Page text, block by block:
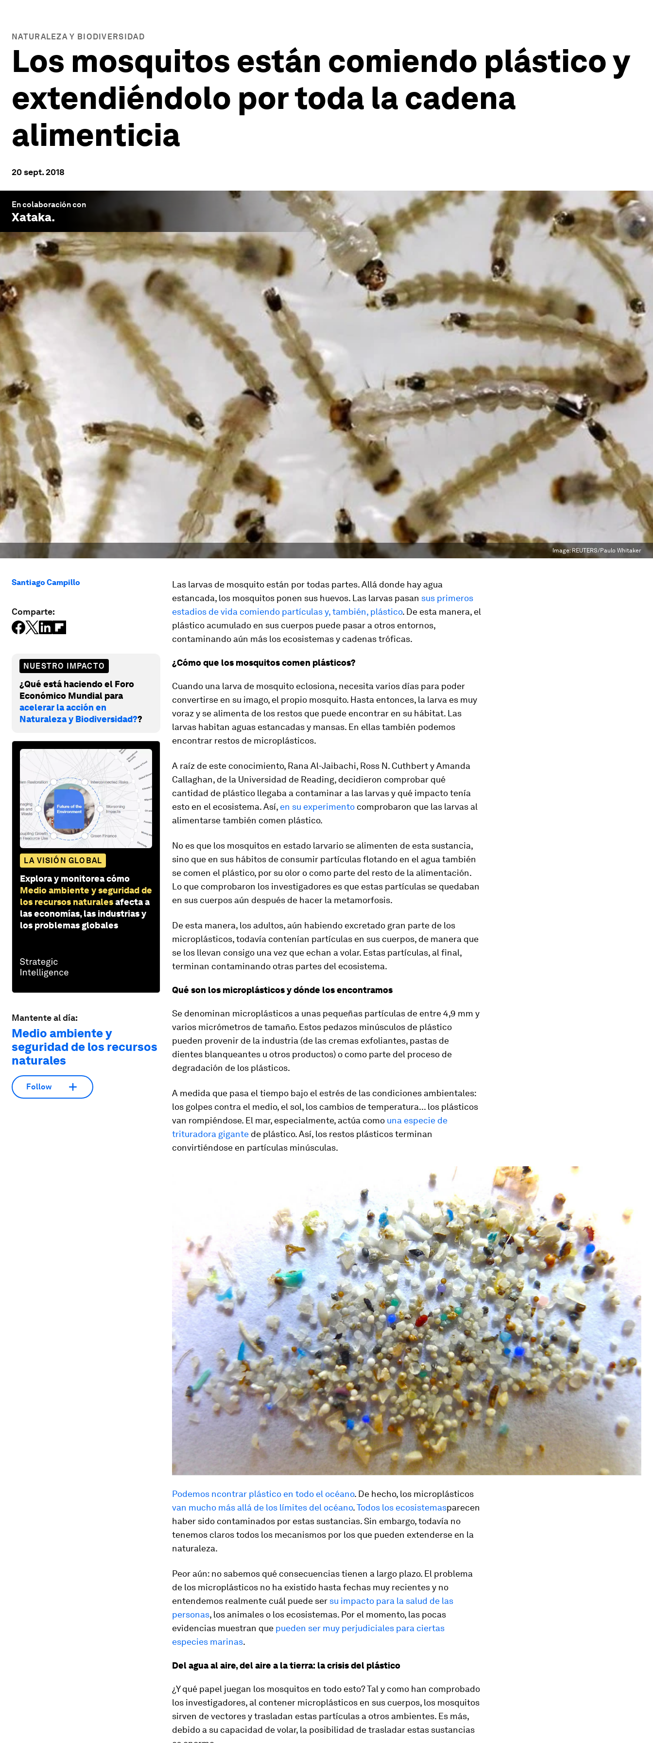
NATURALEZA Y BIODIVERSIDAD
Los mosquitos están comiendo plástico y
extendiéndolo por toda la cadena
alimenticia
20 sept. 2018
En colaboración con
Xataka.
Image:REUTERS/Paulo Whitaker
Santiago Campillo
Comparte:
NUESTRO IMPACTO
¿Qué está haciendo el Foro
Económico Mundial para
acelerar la acción en
Naturaleza y Biodiversidad??
LA VISIÓN GLOBAL
Explora y monitorea cómo
Medio ambiente y seguridad de
los recursos naturalesafecta a
las economías, las industrias y
los problemas globales
Mantente al día:
Medio ambiente y
seguridad de los recursos
naturales
Follow
Las larvas de mosquito están por todas partes. Allá donde hay agua
estancada, los mosquitos ponen sus huevos. Las larvas pasan sus primeros
estadios de vida comiendo partículas y, también, plástico. De esta manera, el
plástico acumulado en sus cuerpos puede pasar a otros entornos,
contaminando aún más los ecosistemas y cadenas tróficas.
¿Cómo que los mosquitos comen plásticos?
Cuando una larva de mosquito eclosiona, necesita varios días para poder
convertirse en su imago, el propio mosquito. Hasta entonces, la larva es muy
voraz y se alimenta de los restos que puede encontrar en su hábitat. Las
larvas habitan aguas estancadas y mansas. En ellas también podemos
encontrar restos de microplásticos.
A raíz de este conocimiento, Rana Al-Jaibachi, Ross N. Cuthbert y Amanda
Callaghan, de la Universidad de Reading, decidieron comprobar qué
cantidad de plástico llegaba a contaminar a las larvas y qué impacto tenía
esto en el ecosistema. Así, en su experimento comprobaron que las larvas al
alimentarse también comen plástico.
No es que los mosquitos en estado larvario se alimenten de esta sustancia,
sino que en sus hábitos de consumir partículas flotando en el agua también
se comen el plástico, por su olor o como parte del resto de la alimentación.
Lo que comprobaron los investigadores es que estas partículas se quedaban
en sus cuerpos aún después de hacer la metamorfosis.
De esta manera, los adultos, aún habiendo excretado gran parte de los
microplásticos, todavía contenían partículas en sus cuerpos, de manera que
se los llevan consigo una vez que echan a volar. Estas partículas, al final,
terminan contaminando otras partes del ecosistema.
Qué son los microplásticos y dónde los encontramos
Se denominan microplásticos a unas pequeñas partículas de entre 4,9 mm y
varios micrómetros de tamaño. Estos pedazos minúsculos de plástico
pueden provenir de la industria (de las cremas exfoliantes, pastas de
dientes blanqueantes u otros productos) o como parte del proceso de
degradación de los plásticos.
A medida que pasa el tiempo bajo el estrés de las condiciones ambientales:
los golpes contra el medio, el sol, los cambios de temperatura... los plásticos
van rompiéndose. El mar, especialmente, actúa como una especie de
trituradora gigante de plástico. Así, los restos plásticos terminan
convirtiéndose en partículas minúsculas.
Podemos ncontrar plástico en todo el océano. De hecho, los microplásticos
van mucho más allá de los límites del océano.Todos los ecosistemasparecen
haber sido contaminados por estas sustancias. Sin embargo, todavía no
tenemos claros todos los mecanismos por los que pueden extenderse en la
naturaleza.
Peor aún: no sabemos qué consecuencias tienen a largo plazo. El problema
de los microplásticos no ha existido hasta fechas muy recientes y no
entendemos realmente cuál puede ser su impacto para la salud de las
personas, los animales o los ecosistemas. Por el momento, las pocas
evidencias muestran que pueden ser muy perjudiciales para ciertas
especies marinas.
Del agua al aire, del aire a la tierra: la crisis del plástico
¿Y qué papel juegan los mosquitos en todo esto? Tal y como han comprobado
los investigadores, al contener microplásticos en sus cuerpos, los mosquitos
sirven de vectores y trasladan estas partículas a otros ambientes. Es más,
debido a su capacidad de volar, la posibilidad de trasladar estas sustancias